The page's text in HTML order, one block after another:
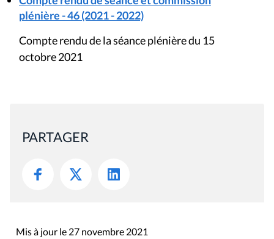
plénière - 46 (2021 - 2022)
Compte rendu de la séance plénière du 15
octobre 2021
PARTAGER
Mis à jour le 27 novembre 2021